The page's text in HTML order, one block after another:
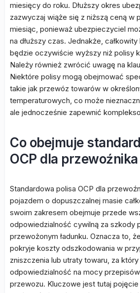
miesięcy do roku. Dłuższy okres
zazwyczaj wiąże się z niższą ceną w
miesiąc, ponieważ ubezpieczyciel
na dłuższy czas. Jednakże,
będzie oczywiście wyższy niż polisy
Należy również zwrócić uwagę na
Niektóre polisy mogą obejmować
takie jak przewóz towarów w
temperaturowych, co może
ale jednocześnie zapewnić
Co obejmuje
OCP dla
Standardowa polisa OCP dla
pojazdem o dopuszczalnej masie
swoim zakresem obejmuje przede
odpowiedzialność cywilną za szkody
przewożonym ładunku. Oznacza to,
pokryje koszty odszkodowania w
zniszczenia lub utraty towaru, za
odpowiedzialność na mocy
przewozu. Kluczowe jest tutaj pojęcie